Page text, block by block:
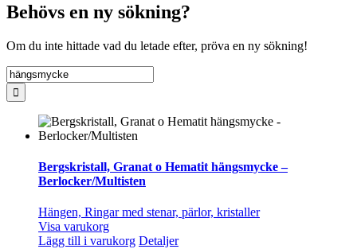
Behövs en ny sökning?
Om du inte hittade vad du letade efter, pröva en ny sökning!
Sök
efter:
Bergskristall, Granat o Hematit hängsmycke –
Berlocker/Multisten
Hängen, Ringar med stenar, pärlor, kristaller
Visa varukorg
Lägg till i varukorg Detaljer